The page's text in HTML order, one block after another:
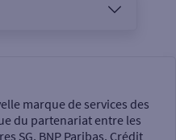
marque de services des
du partenariat entre les
SG, BNP Paribas, Crédit